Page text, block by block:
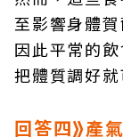
至影響身體
因此平常的
把體質調好
回答四⟫產